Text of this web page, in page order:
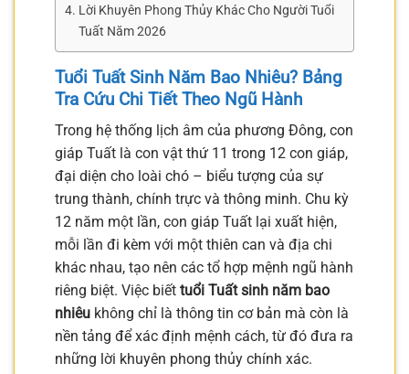
Lời Khuyên Phong Thủy Khác Cho Người Tuổi
Tuất Năm 2026
Tuổi Tuất Sinh Năm Bao Nhiêu? Bảng
Tra Cứu Chi Tiết Theo Ngũ Hành
Trong hệ thống lịch âm của phương Đông, con
giáp Tuất là con vật thứ 11 trong 12 con giáp,
đại diện cho loài chó – biểu tượng của sự
trung thành, chính trực và thông minh. Chu kỳ
12 năm một lần, con giáp Tuất lại xuất hiện,
mỗi lần đi kèm với một thiên can và địa chi
khác nhau, tạo nên các tổ hợp mệnh ngũ hành
riêng biệt. Việc biết tuổi Tuất sinh năm bao
nhiêu không chỉ là thông tin cơ bản mà còn là
nền tảng để xác định mệnh cách, từ đó đưa ra
những lời khuyên phong thủy chính xác.